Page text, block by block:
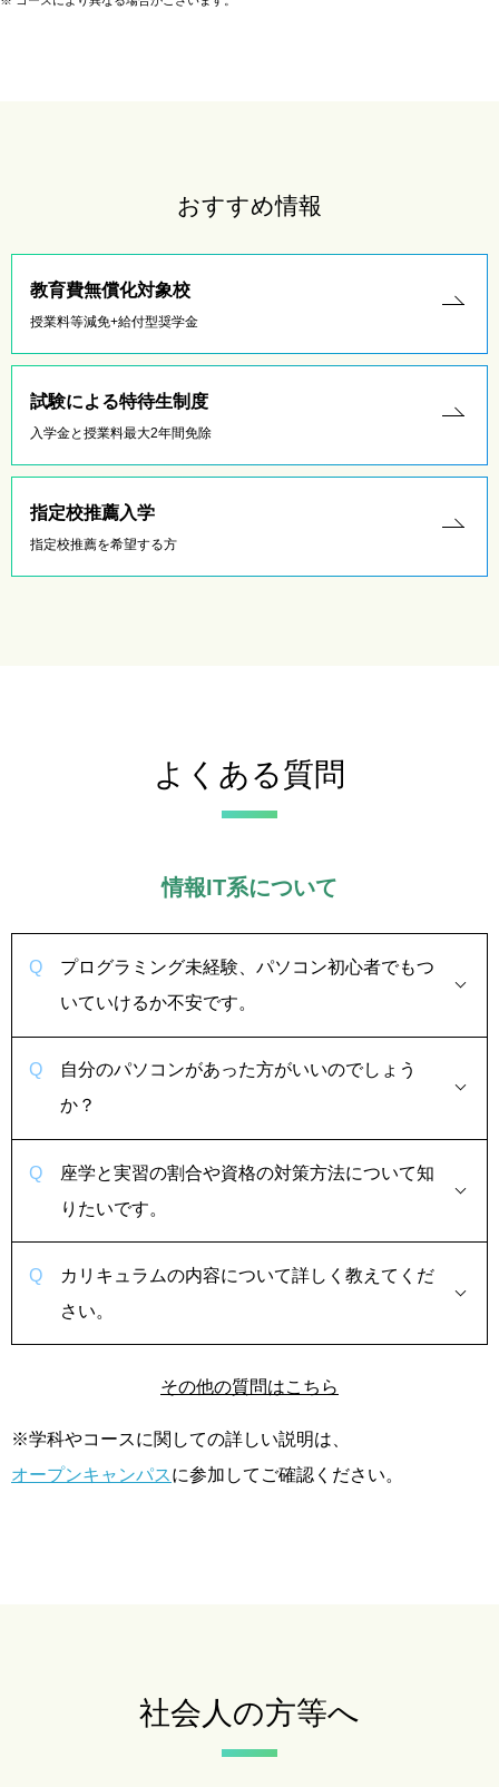
おすすめ情報
教育費無償化対象校
授業料等減免+給付型奨学金
試験による特待生制度
入学金と授業料最大2年間免除
指定校推薦入学
指定校推薦を希望する方
よくある質問
情報IT系について
プログラミング未経験、パソコン初心者でもつ
いていけるか不安です。
自分のパソコンがあった方がいいのでしょう
か？
座学と実習の割合や資格の対策方法について知
りたいです。
カリキュラムの内容について詳しく教えてくだ
さい。
その他の質問はこちら
※学科やコースに関しての詳しい説明は、
オープンキャンパスに参加してご確認ください。
社会人の方等へ